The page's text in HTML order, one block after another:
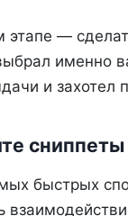
этапе —
именно
и захотел
сниппеты
быстрых